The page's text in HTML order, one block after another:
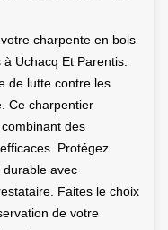
charpente en bois
Uchacq Et Parentis.
de lutte contre les
Ce charpentier
des
Protégez
avec
Faites le choix
de votre